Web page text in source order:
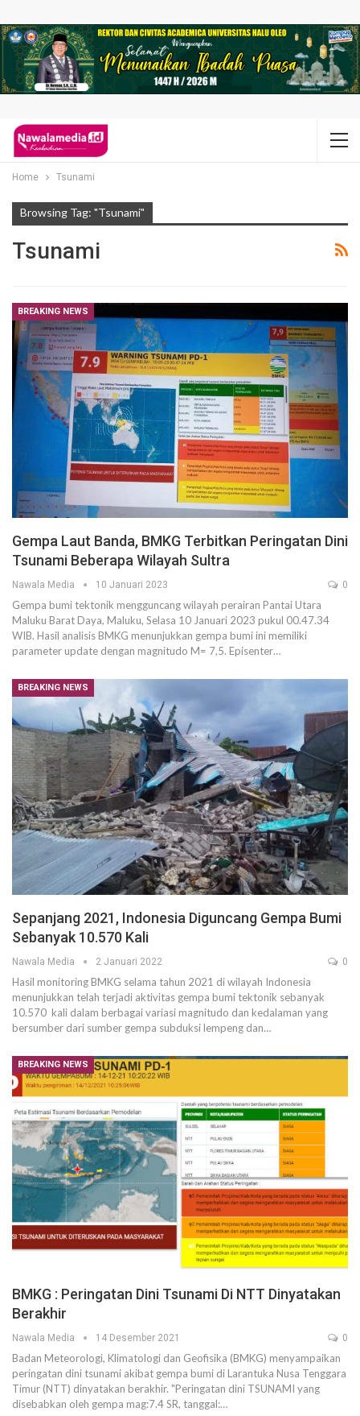
Home Tsunami
Browsing Tag: "Tsunami"
Tsunami
BREAKING NEWS
Gempa Laut Banda, BMKG Terbitkan Peringatan Dini
Tsunami Beberapa Wilayah Sultra
Nawala Media 10 Januari 2023 0
Gempa bumi tektonik mengguncang wilayah perairan Pantai Utara
Maluku Barat Daya, Maluku, Selasa 10 Januari 2023 pukul 00.47.34
WIB. Hasil analisis BMKG menunjukkan gempa bumi ini memiliki
parameter update dengan magnitudo M= 7,5. Episenter…
BREAKING NEWS
Sepanjang 2021, Indonesia Diguncang Gempa Bumi
Sebanyak 10.570 Kali
Nawala Media 2 Januari 2022 0
Hasil monitoring BMKG selama tahun 2021 di wilayah Indonesia
menunjukkan telah terjadi aktivitas gempa bumi tektonik sebanyak
10.570 kali dalam berbagai variasi magnitudo dan kedalaman yang
bersumber dari sumber gempa subduksi lempeng dan…
BREAKING NEWS
BMKG : Peringatan Dini Tsunami Di NTT Dinyatakan
Berakhir
Nawala Media 14 Desember 2021 0
Badan Meteorologi, Klimatologi dan Geofisika (BMKG) menyampaikan
peringatan dini tsunami akibat gempa bumi di Larantuka Nusa Tenggara
Timur (NTT) dinyatakan berakhir. "Peringatan dini TSUNAMI yang
disebabkan oleh gempa mag:7.4 SR, tanggal:…